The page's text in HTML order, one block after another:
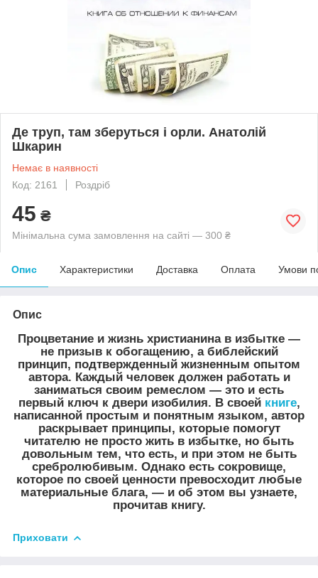
Де труп, там зберуться і орли. Анатолій
Шкарин
Немає в наявності
Код: 2161
Роздріб
45 ₴
Мінімальна сума замовлення на сайті — 300 ₴
Опис Характеристики Доставка Оплата Умови
Опис
Процветание и жизнь христианина в избытке ―
не призыв к обогащению, а библейский
принцип, подтвержденный жизненным опытом
автора. Каждый человек должен работать и
заниматься своим ремеслом ― это и есть
первый ключ к двери изобилия. В своей книге,
написанной простым и понятным языком, автор
раскрывает принципы, которые помогут
читателю не просто жить в избытке, но быть
довольным тем, что есть, и при этом не быть
сребролюбивым. Однако есть сокровище,
которое по своей ценности превосходит любые
материальные блага, ― и об этом вы узнаете,
прочитав книгу.
Приховати